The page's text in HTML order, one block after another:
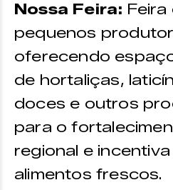
Nossa Feira: Feira
pequenos
oferecendo
de hortaliças,
doces e outros
para o
regional e
alimentos frescos.